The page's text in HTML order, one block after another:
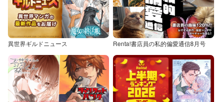
異世界ギルドニュース Renta!書店員の私的偏愛通信8月号